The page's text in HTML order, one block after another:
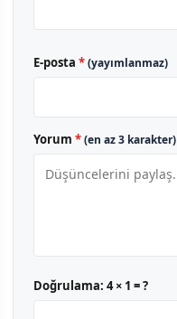
E-posta *(yayımlanmaz)
Yorum *(en az 3 karakter)
Doğrulama: 4 × 1 = ?